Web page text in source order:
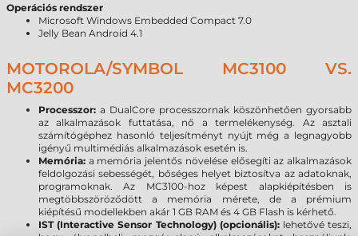
Operációs rendszer
Microsoft Windows Embedded Compact 7.0
Jelly Bean Android 4.1
MOTOROLA/SYMBOL MC3100 VS.
MC3200
Processzor: a DualCore processzornak köszönhetően gyorsabb
az alkalmazások futtatása, nő a termelékenység. Az asztali
számítógéphez hasonló teljesítményt nyújt még a legnagyobb
igényű multimédiás alkalmazások esetén is.
Memória: a memória jelentős növelése elősegíti az alkalmazások
feldolgozási sebességét, bőséges helyet biztosítva az adatoknak,
programoknak. Az MC3100-hoz képest alapkiépítésben is
megtöbbszöröződött a memória mérete, de a prémium
kiépítésű modellekben akár 1 GB RAM és 4 GB Flash is kérhető.
IST (Interactive Sensor Technology) (opcionális): lehetővé teszi,
hogy élvonalbeli mozgás-alapú alkalmazásokat használjunk,